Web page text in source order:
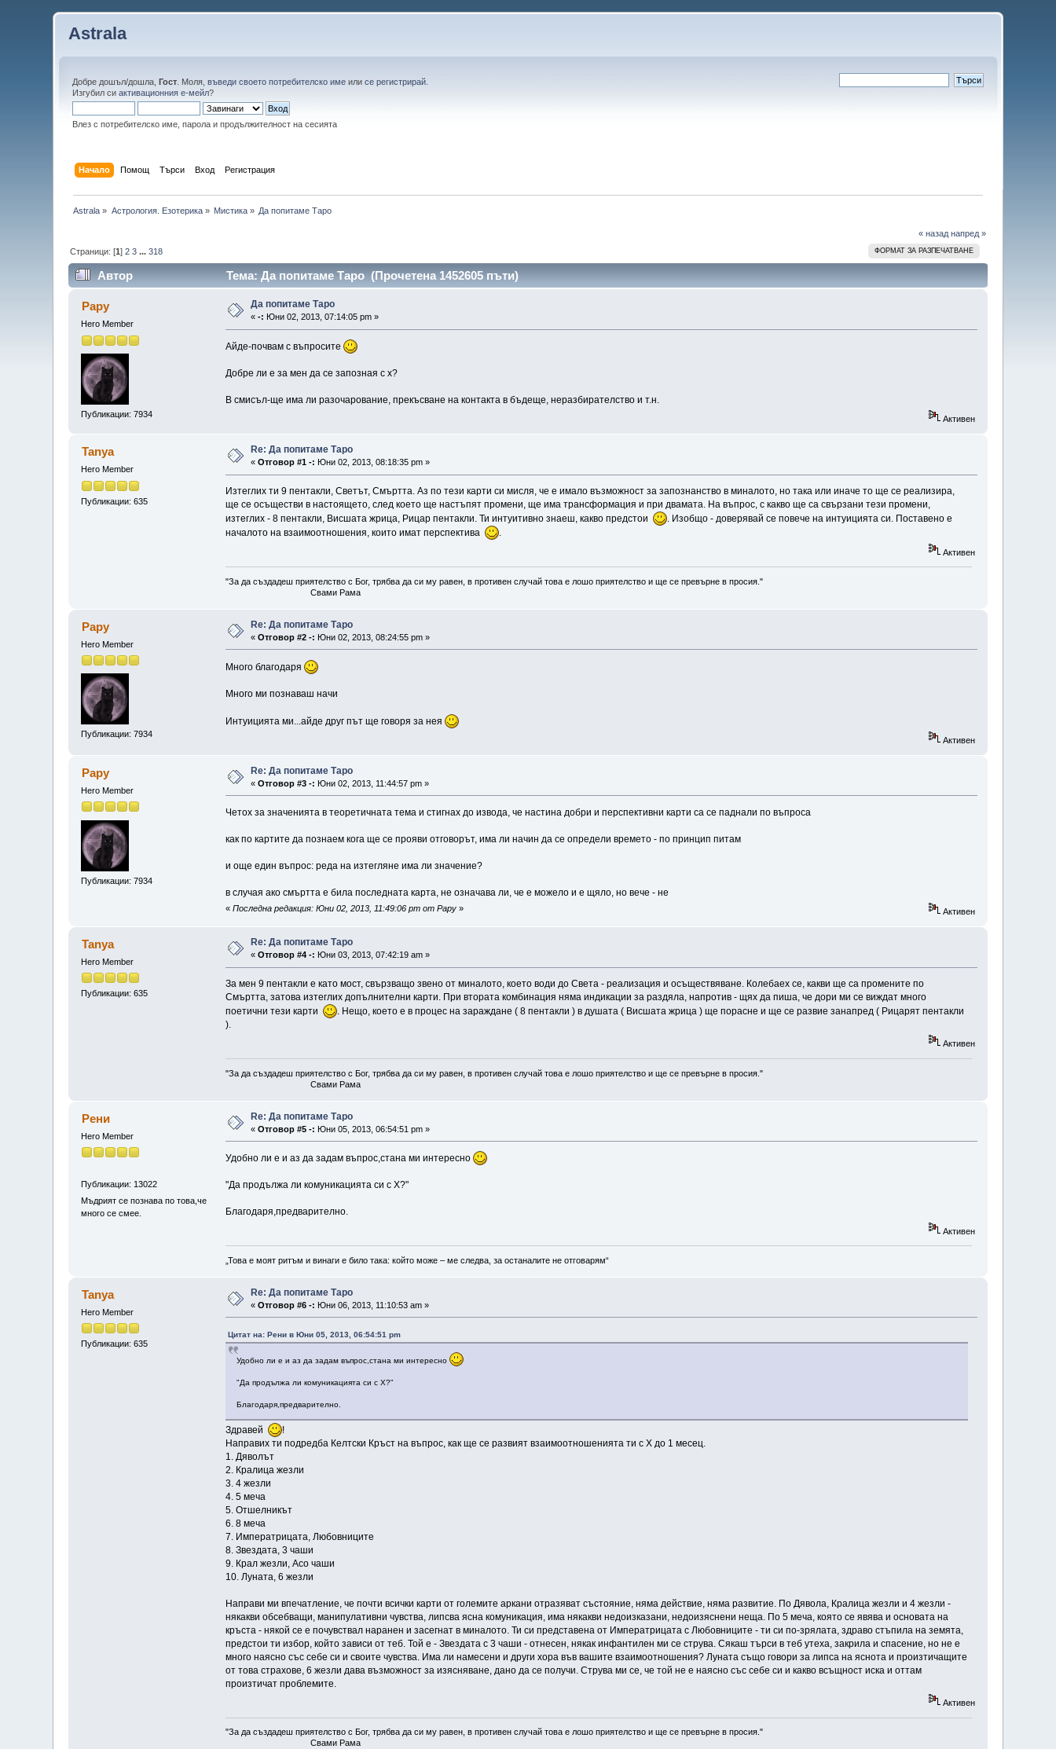
Astrala
Добре дошъл/дошла,Гост . Моля,въведи своето потребителско име илисе регистрирай
Изгубил сиактивационния е-мейл?
Влез с потребителско име, парола и продължителност на сесията
Начало Помощ Търси Вход Регистрация
Astrala » Астрология. Езотерика» Мистика » Да попитаме Таро
« назад напред »
ФОРМАТ ЗА РАЗПЕЧАТВАНЕ
Страници: [1]2 3 ...318
Автор Тема: Да попитаме Таро (Прочетена 1452605 пъти)
Papy
Hero Member
Публикации: 7934
Да попитаме Таро
«-: Юни 02, 2013, 07:14:05 pm »
Айде-почвам с въпросите
Добре ли е за мен да се запозная с х?
В смисъл-ще има ли разочарование, прекъсване на контакта в бъдеще, неразбирателство и т.н.
Активен
Tanya
Hero Member
Публикации: 635
Re: Да попитаме Таро
«Отговор #1 -: Юни 02, 2013, 08:18:35 pm »
Изтеглих ти 9 пентакли, Светът, Смъртта. Аз по тези карти си мисля, че е имало възможност за запознанство в миналото, но така или иначе то ще се реализира,
ще се осъществи в настоящето, след което ще настъпят промени, ще има трансформация и при двамата. На въпрос, с какво ще са свързани тези промени,
изтеглих - 8 пентакли, Висшата жрица, Рицар пентакли. Ти интуитивно знаеш, какво предстои
. Изобщо - доверявай се повече на интуицията си. Поставено е
началото на взаимоотношения, които имат перспектива
.
Активен
"За да създадеш приятелство с Бог, трябва да си му равен, в противен случай това е лошо приятелство и ще се превърне в просия."
Свами Рама
Papy
Hero Member
Публикации: 7934
Re: Да попитаме Таро
«Отговор #2 -: Юни 02, 2013, 08:24:55 pm »
Много благодаря
Много ми познаваш начи
Интуицията ми...айде друг път ще говоря за нея
Активен
Papy
Hero Member
Публикации: 7934
Re: Да попитаме Таро
«Отговор #3 -: Юни 02, 2013, 11:44:57 pm »
Четох за значенията в теоретичната тема и стигнах до извода, че настина добри и перспективни карти са се паднали по въпроса
как по картите да познаем кога ще се прояви отговорът, има ли начин да се определи времето - по принцип питам
и още един въпрос: реда на изтегляне има ли значение?
в случая ако смъртта е била последната карта, не означава ли, че е можело и е щяло, но вече - не
« Последна редакция: Юни 02, 2013, 11:49:06 pm от Papy» Активен
Tanya
Hero Member
Публикации: 635
Re: Да попитаме Таро
«Отговор #4 -: Юни 03, 2013, 07:42:19 am »
За мен 9 пентакли е като мост, свързващо звено от миналото, което води до Света - реализация и осъществяване. Колебаех се, какви ще са промените по
Смъртта, затова изтеглих допълнителни карти. При втората комбинация няма индикации за раздяла, напротив - щях да пиша, че дори ми се виждат много
поетични тези карти
. Нещо, което е в процес на зараждане ( 8 пентакли ) в душата ( Висшата жрица ) ще порасне и ще се развие занапред ( Рицарят пентакли
).
Активен
"За да създадеш приятелство с Бог, трябва да си му равен, в противен случай това е лошо приятелство и ще се превърне в просия."
Свами Рама
Рени
Hero Member
Публикации: 13022
Мъдрият се познава по това,че
много се смее.
Re: Да попитаме Таро
«Отговор #5 -: Юни 05, 2013, 06:54:51 pm »
Удобно ли е и аз да задам въпрос,стана ми интересно
"Да продължа ли комуникацията си с Х?"
Благодаря,предварително.
Активен
„Това е моят ритъм и винаги е било така: който може – ме следва, за останалите не отговарям“
Tanya
Hero Member
Публикации: 635
Re: Да попитаме Таро
«Отговор #6 -: Юни 06, 2013, 11:10:53 am »
Цитат на: Рени в Юни 05, 2013, 06:54:51 pm
Удобно ли е и аз да задам въпрос,стана ми интересно
"Да продължа ли комуникацията си с Х?"
Благодаря,предварително.
Здравей
!
Направих ти подредба Келтски Кръст на въпрос, как ще се развият взаимоотношенията ти с Х до 1 месец.
1. Дяволът
2. Кралица жезли
3. 4 жезли
4. 5 меча
5. Отшелникът
6. 8 меча
7. Императрицата, Любовниците
8. Звездата, 3 чаши
9. Крал жезли, Асо чаши
10. Луната, 6 жезли
Направи ми впечатление, че почти всички карти от големите аркани отразяват състояние, няма действие, няма развитие. По Дявола, Кралица жезли и 4 жезли -
някакви обсебващи, манипулативни чувства, липсва ясна комуникация, има някакви недоизказани, недоизяснени неща. По 5 меча, която се явява и основата на
кръста - някой се е почувствал наранен и засегнат в миналото. Ти си представена от Императрицата с Любовниците - ти си по-зрялата, здраво стъпила на земята,
предстои ти избор, който зависи от теб. Той е - Звездата с 3 чаши - отнесен, някак инфантилен ми се струва. Сякаш търси в теб утеха, закрила и спасение, но не е
много наясно със себе си и своите чувства. Има ли намесени и други хора във вашите взаимоотношения? Луната също говори за липса на яснота и произтичащите
от това страхове, 6 жезли дава възможност за изясняване, дано да се получи. Струва ми се, че той не е наясно със себе си и какво всъщност иска и оттам
произтичат проблемите.
Активен
"За да създадеш приятелство с Бог, трябва да си му равен, в противен случай това е лошо приятелство и ще се превърне в просия."
Свами Рама